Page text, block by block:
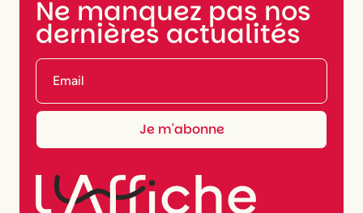
Ne manquez pas nos
dernières actualités